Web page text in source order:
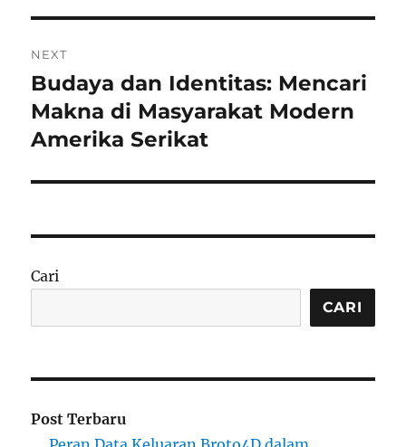
NEXT
Next
post:
Budaya dan Identitas: Mencari
Makna di Masyarakat Modern
Amerika Serikat
Cari
CARI
Post Terbaru